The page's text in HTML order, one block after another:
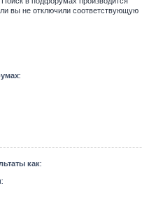
вы не отключили соответствующую
как: